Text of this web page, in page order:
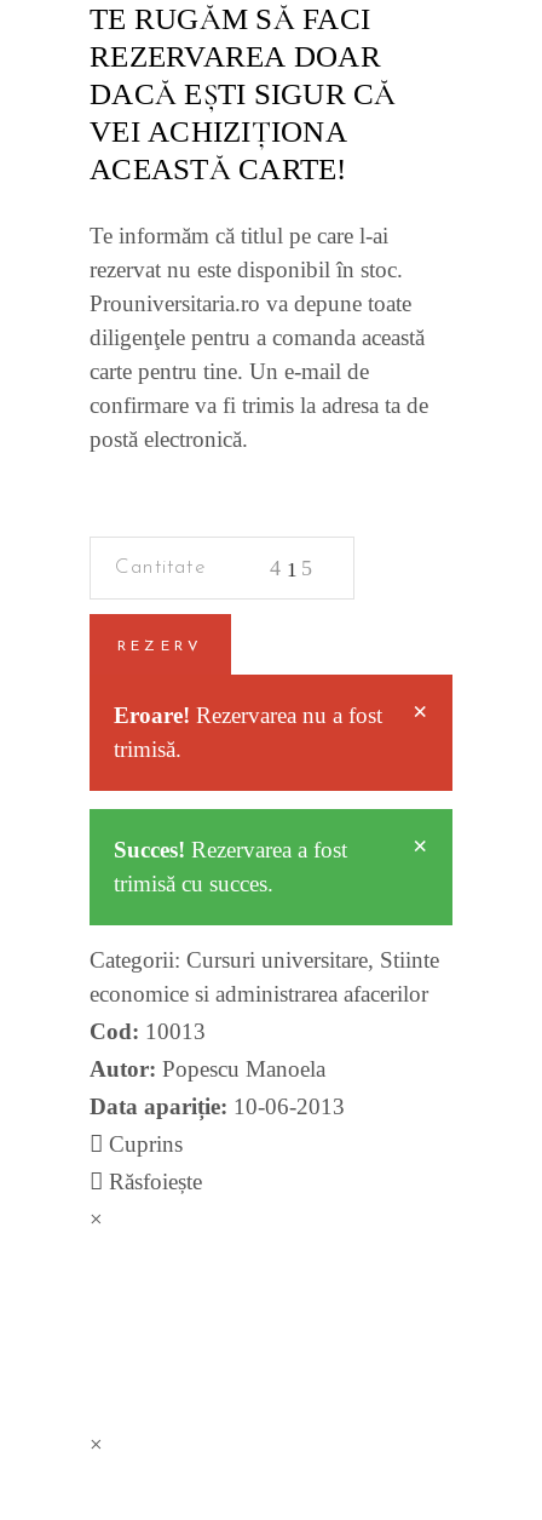
TE RUGĂM SĂ FACI
REZERVAREA DOAR
DACĂ EŞTI SIGUR CĂ
VEI ACHIZIŢIONA
ACEASTĂ CARTE!
Te informăm că titlul pe care l-ai
rezervat nu este disponibil în stoc.
Prouniversitaria.ro va depune toate
diligenţele pentru a comanda această
carte pentru tine. Un e-mail de
confirmare va fi trimis la adresa ta de
postă electronică.
REZERV
×
Eroare! Rezervarea nu a fost
trimisă.
×
Succes! Rezervarea a fost
trimisă cu succes.
Categorii: Cursuri universitare, Stiinte
economice si administrarea afacerilor
Cod: 10013
Autor: Popescu Manoela
Data apariție: 10-06-2013
Cuprins
Răsfoiește
×
×